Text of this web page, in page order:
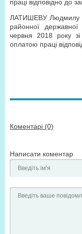
праці відповідно до
ЛАТИШЕВУ Людмилу
районної державної
червня 2018 року
оплатою праці
Коментарі (0)
Написати коментар